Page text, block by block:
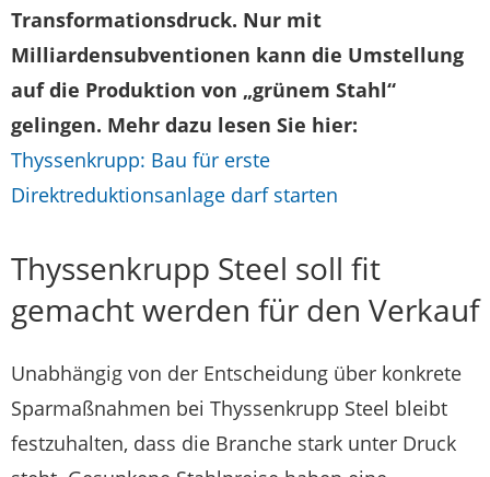
Transformationsdruck. Nur mit
Milliardensubventionen kann die Umstellung
auf die Produktion von „grünem Stahl“
gelingen. Mehr dazu lesen Sie hier:
Thyssenkrupp: Bau für erste
Direktreduktionsanlage darf starten
Thyssenkrupp Steel soll fit
gemacht werden für den Verkauf
Unabhängig von der Entscheidung über konkrete
Sparmaßnahmen bei Thyssenkrupp Steel bleibt
festzuhalten, dass die Branche stark unter Druck